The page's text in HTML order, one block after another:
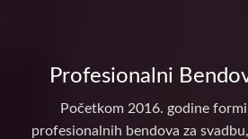
Profesionalni
Početkom 2016. godine
profesionalnih bendova za